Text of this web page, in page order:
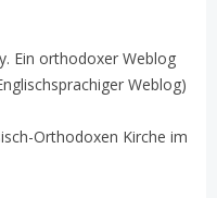
Ein orthodoxer Weblog
Weblog)
Orthodoxen Kirche im